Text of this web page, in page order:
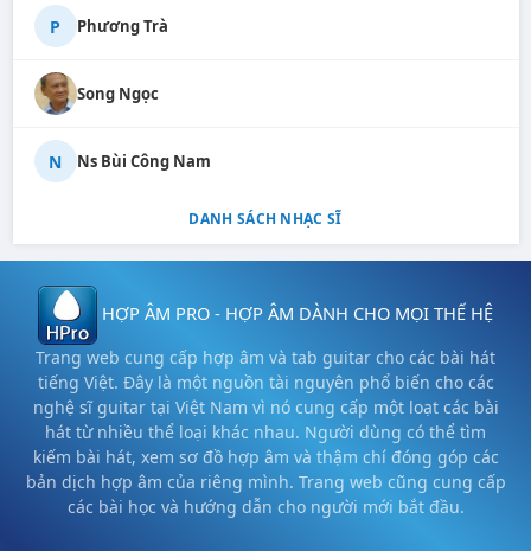
P Phương Trà
Song Ngọc
N Ns Bùi Công Nam
DANH SÁCH NHẠC SĨ
HỢP ÂM PRO - HỢP ÂM DÀNH CHO MỌI THẾ HỆ
Trang web cung cấp hợp âm và tab guitar cho các bài hát
tiếng Việt. Đây là một nguồn tài nguyên phổ biến cho các
nghệ sĩ guitar tại Việt Nam vì nó cung cấp một loạt các bài
hát từ nhiều thể loại khác nhau. Người dùng có thể tìm
kiếm bài hát, xem sơ đồ hợp âm và thậm chí đóng góp các
bản dịch hợp âm của riêng mình. Trang web cũng cung cấp
các bài học và hướng dẫn cho người mới bắt đầu.